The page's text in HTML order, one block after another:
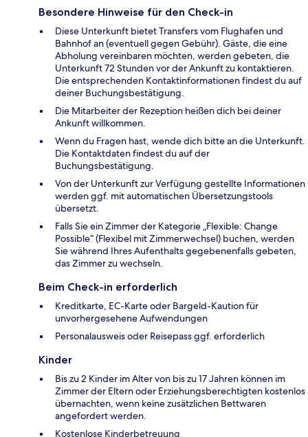
Besondere Hinweise für den Check-in
Diese Unterkunft bietet Transfers vom Flughafen und
Bahnhof an (eventuell gegen Gebühr). Gäste, die eine
Abholung vereinbaren möchten, werden gebeten, die
Unterkunft 72 Stunden vor der Ankunft zu kontaktieren.
Die entsprechenden Kontaktinformationen findest du auf
deiner Buchungsbestätigung.
Die Mitarbeiter der Rezeption heißen dich bei deiner
Ankunft willkommen.
Wenn du Fragen hast, wende dich bitte an die Unterkunft.
Die Kontaktdaten findest du auf der
Buchungsbestätigung.
Von der Unterkunft zur Verfügung gestellte Informationen
werden ggf. mit automatischen Übersetzungstools
übersetzt.
Falls Sie ein Zimmer der Kategorie „Flexible: Change
Possible“ (Flexibel mit Zimmerwechsel) buchen, werden
Sie während Ihres Aufenthalts gegebenenfalls gebeten,
das Zimmer zu wechseln.
Beim Check-in erforderlich
Kreditkarte, EC-Karte oder Bargeld-Kaution für
unvorhergesehene Aufwendungen
Personalausweis oder Reisepass ggf. erforderlich
Kinder
Bis zu 2 Kinder im Alter von bis zu 17 Jahren können im
Zimmer der Eltern oder Erziehungsberechtigten kostenlos
übernachten, wenn keine zusätzlichen Bettwaren
angefordert werden.
Kostenlose Kinderbetreuung